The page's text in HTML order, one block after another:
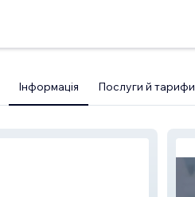
Інформація Послуги й тарифи